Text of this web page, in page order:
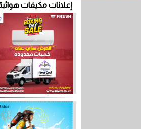
إعلانات مكيفات